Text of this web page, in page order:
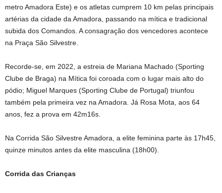
metro Amadora Este) e os atletas cumprem 10 km pelas principais
artérias da cidade da Amadora, passando na mítica e tradicional
subida dos Comandos. A consagração dos vencedores acontece
na Praça São Silvestre.
Recorde-se, em 2022, a estreia de Mariana Machado (Sporting
Clube de Braga) na Mítica foi coroada com o lugar mais alto do
pódio; Miguel Marques (Sporting Clube de Portugal) triunfou
também pela primeira vez na Amadora. Já Rosa Mota, aos 64
anos, fez a prova em 42m16s.
Na Corrida São Silvestre Amadora, a elite feminina parte às 17h45,
quinze minutos antes da elite masculina (18h00).
Corrida das Crianças